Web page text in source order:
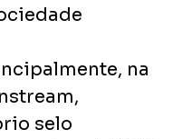
na
selo